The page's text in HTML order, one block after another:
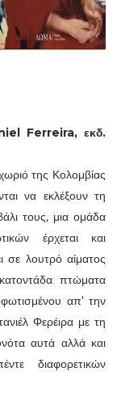
Ferreira, εκδ.
της Κολομβίας
να εκλέξουν τη
τους, μια ομάδα
έρχεται και
σε λουτρό αίματος
πτώματα
απ' την
Φερέιρα με τη
αυτά αλλά και
διαφορετικών